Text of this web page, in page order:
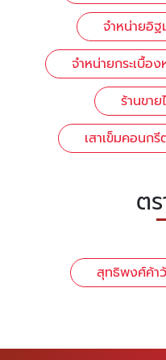
จำหน่ายอิฐ
จำหน่ายกระเบื้อง
ร้านขาย
เสาเข็มคอนกรี
ต
สุทธิพงศ์ค้า